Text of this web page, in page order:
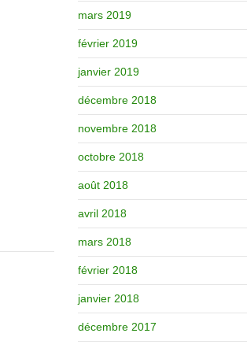
mars 2019
février 2019
janvier 2019
décembre 2018
novembre 2018
octobre 2018
août 2018
avril 2018
mars 2018
février 2018
janvier 2018
décembre 2017